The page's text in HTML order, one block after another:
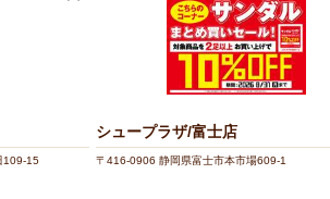
109-15
シュープラザ/富士店
〒416-0906 静岡県富士市本市場609-1